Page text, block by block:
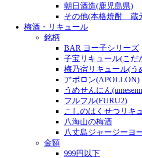
朝日酒造(鹿児島県)
その他(本格焼酎 蔵
梅酒・リキュール
銘柄
BAR ヨー子シリーズ
子宝リキュール(こだ
梅乃宿リキュール(う
アポロン(APOLLON)
うめせんにん
フルフル(FURU2)
こしのはくせつリキ
八海山の梅酒
八丈島ジャージーヨ
金額
999円以下